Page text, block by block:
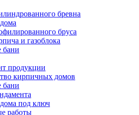
бревна
бруса
и газоблока
бани
продукции
кирпичных домов
бани
под ключ
работы